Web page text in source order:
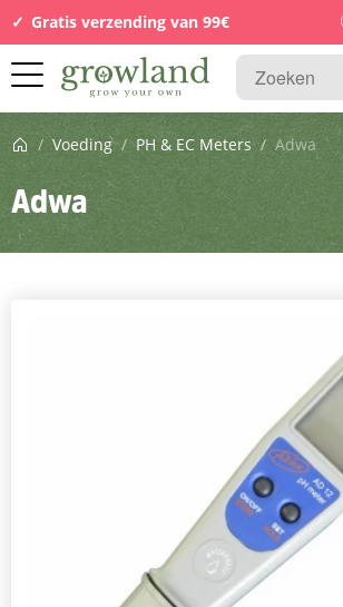
Gratis verzending van 99€
Startpagina
/ Voeding / PH & EC Meters / Adwa
Adwa